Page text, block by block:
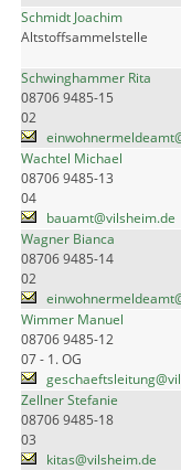
Schmidt Joachim
Altstoffsammelstelle
Schwinghammer Rita
08706 9485-15
02
Wachtel Michael
08706 9485-13
04
bauamt@vilsheim.de
Wagner Bianca
08706 9485-14
02
Wimmer Manuel
08706 9485-12
07 - 1. OG
Zellner Stefanie
08706 9485-18
03
kitas@vilsheim.de